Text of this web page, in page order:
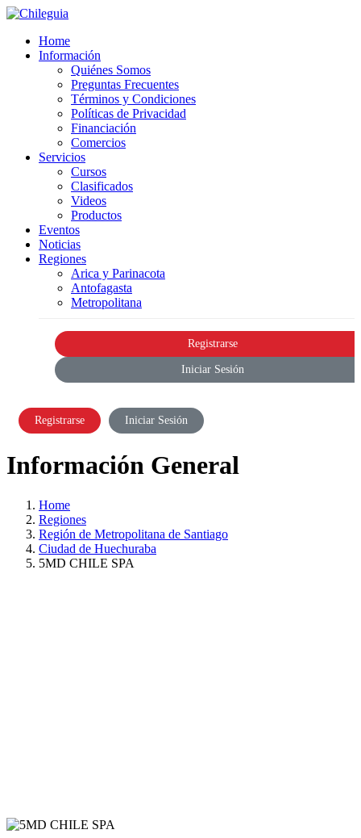
Home
Información
Quiénes Somos
Preguntas Frecuentes
Términos y Condiciones
Políticas de Privacidad
Financiación
Comercios
Servicios
Cursos
Clasificados
Videos
Productos
Eventos
Noticias
Regiones
Arica y Parinacota
Antofagasta
Metropolitana
Registrarse
Iniciar Sesión
Registrarse Iniciar Sesión
Información General
Home
Regiones
Región de Metropolitana de Santiago
Ciudad de Huechuraba
5MD CHILE SPA